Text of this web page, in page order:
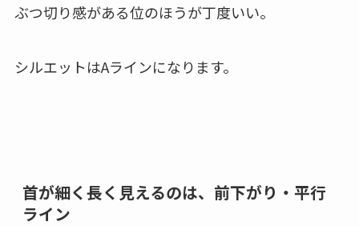
ぶつ切り感がある位のほうが丁度いい。
シルエットはAラインになります。
首が細く長く見えるのは、前下がり・平行
ライン